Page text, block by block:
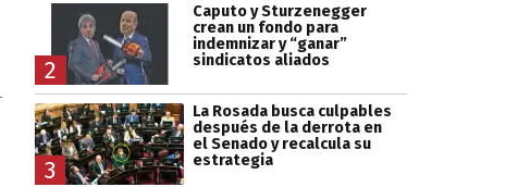
2
Caputo y Sturzenegger
crean un fondo para
indemnizar y “ganar”
sindicatos aliados
3
La Rosada busca culpables
después de la derrota en
el Senado y recalcula su
estrategia